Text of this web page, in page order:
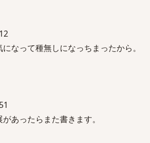
なって種無しになっちまったから。
あったらまた書きます。